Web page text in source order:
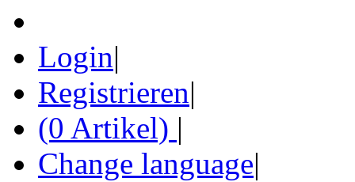
Login|
Registrieren|
(0 Artikel) |
Change language|